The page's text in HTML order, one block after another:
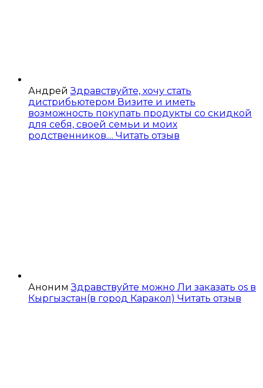
Андрей Здравствуйте, хочу стать
дистрибьютером Визите и иметь
возможность покупать продукты со скидкой
для себя, своей семьи и моих
родственников.... Читать отзыв
Аноним Здравствуйте можно Ли заказать os в
Кыргызстан(в город Каракол) Читать отзыв